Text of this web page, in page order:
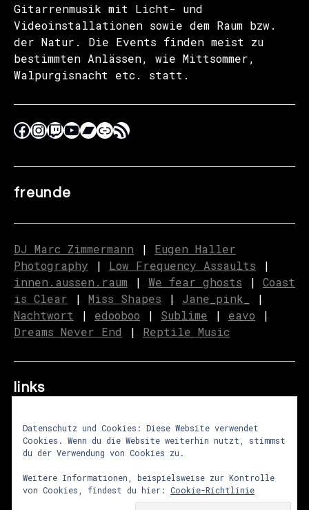
Gitarrenmusik mit Licht- und
Videoinstallationen sowie dem Raum bzw.
der Natur. Die Events finden meist zu
bestimmten Anlässen, wie Mittsommer,
Walpurgisnacht etc. statt.
freunde
DJ Marc Zimmermann | Eugen Haller
Photography | Low Frequency Assaults |
innen.aussen.raum | We fear ghosts | Coast
is Clear | Miss Shapes | Jane_pink_
|
Nachtwort | edooboo | Sublime | eavo |
Dreams Never End | Reptile Music
links
über uns | presse|newsletter
impressum|datenschutz |
Datenschutz und Cookies: Diese Website verwendet
Cookies. Wenn du die Website weiterhin nutzt, stimmst
du der Verwendung von Cookies zu.
Weitere Informationen, beispielsweise zur Kontrolle
von Cookies, findest du hier: Cookie-Richtlinie